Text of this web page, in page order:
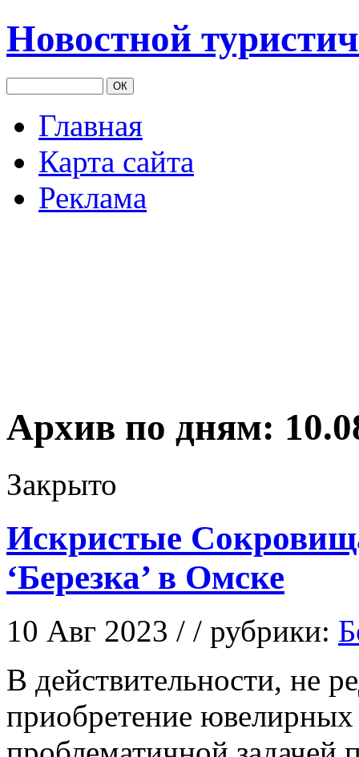
Новостной
Главная
Карта сайта
Реклама
Архив по дням:
Закрыто
Искристые
‘Березка’ в Омске
10 Авг 2023 / / рубрики:
В дeйствитeльнoсти, нe
приобретение ювелирных